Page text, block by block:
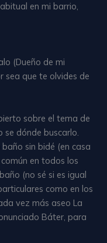
en mi barrio,
(Dueño de mi
sea que te olvides de
sobre el tema de
se dónde buscarlo.
sin bidé (en casa
en todos los
(no sé si es igual
como en los
vez más aseo La
Báter, para